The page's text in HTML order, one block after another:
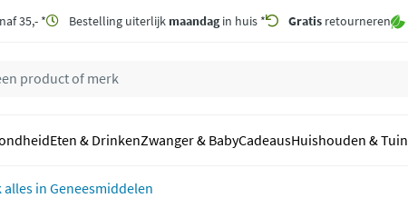
35,- * Bestelling uiterlijk maandagin huis * Gratis retourneren
Eten & DrinkenZwanger & BabyCadeausHuishouden & Tuin
Geneesmiddelen